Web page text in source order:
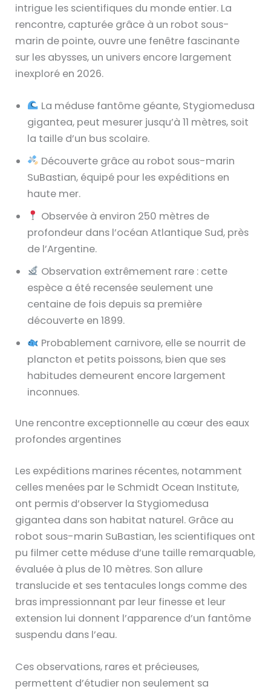
intrigue les scientifiques du monde entier. La
rencontre, capturée grâce à un robot sous-
marin de pointe, ouvre une fenêtre fascinante
sur les abysses, un univers encore largement
inexploré en 2026.
La méduse fantôme géante, Stygiomedusa
gigantea, peut mesurer jusqu’à 11 mètres, soit
la taille d’un bus scolaire.
Découverte grâce au robot sous-marin
SuBastian, équipé pour les expéditions en
haute mer.
Observée à environ 250 mètres de
profondeur dans l’océan Atlantique Sud, près
de l’Argentine.
Observation extrêmement rare : cette
espèce a été recensée seulement une
centaine de fois depuis sa première
découverte en 1899.
Probablement carnivore, elle se nourrit de
plancton et petits poissons, bien que ses
habitudes demeurent encore largement
inconnues.
Une rencontre exceptionnelle au cœur des eaux
profondes argentines
Les expéditions marines récentes, notamment
celles menées par le Schmidt Ocean Institute,
ont permis d’observer la Stygiomedusa
gigantea dans son habitat naturel. Grâce au
robot sous-marin SuBastian, les scientifiques ont
pu filmer cette méduse d’une taille remarquable,
évaluée à plus de 10 mètres. Son allure
translucide et ses tentacules longs comme des
bras impressionnant par leur finesse et leur
extension lui donnent l’apparence d’un fantôme
suspendu dans l’eau.
Ces observations, rares et précieuses,
permettent d’étudier non seulement sa